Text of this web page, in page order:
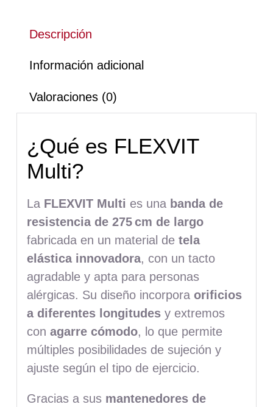
Descripción
Información adicional
Valoraciones (0)
¿Qué es FLEXVIT
Multi?
La FLEXVIT Multi es una banda de
resistencia de 275cm de largo
fabricada en un material de tela
elástica innovadora, con un tacto
agradable y apta para personas
alérgicas. Su diseño incorpora orificios
a diferentes longitudesy extremos
con agarre cómodo, lo que permite
múltiples posibilidades de sujeción y
ajuste según el tipo de ejercicio.
Gracias a sus mantenedores de